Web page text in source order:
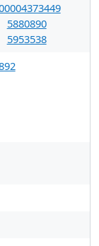
5880890
5953538